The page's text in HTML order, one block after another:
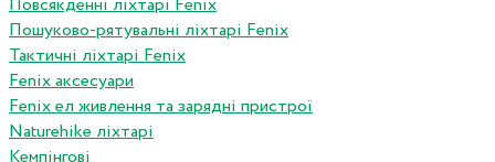
Повсякденні ліхтарі Fenix
Пошуково-рятувальні ліхтарі Fenix
Тактичні ліхтарі Fenix
Fenix аксесуари
Fenix ел живлення та зарядні пристрої
Naturehike ліхтарі